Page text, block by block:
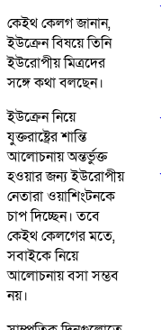
কেইথ কেলগ জানান,
ইউক্রেন বিষয়ে তিনি
ইউরোপীয় মিত্রদের
সঙ্গে কথা বলছেন।
ইউক্রেন নিয়ে
যুক্তরাষ্ট্রের শান্তি
আলোচনায় অন্তর্ভুক্ত
হওয়ার জন্য ইউরোপীয়
নেতারা ওয়াশিংটনকে
চাপ দিচ্ছেন। তবে
কেইথ কেলগের মতে,
সবাইকে নিয়ে
আলোচনায় বসা সম্ভব
নয়।